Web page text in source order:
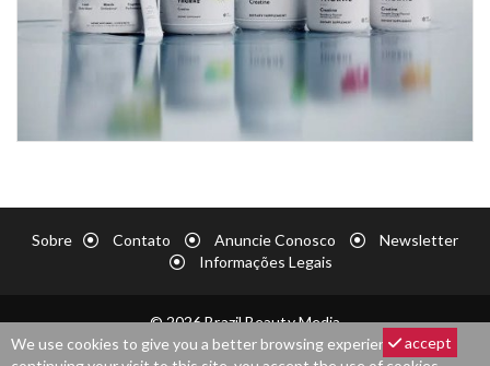
Sobre Contato Anuncie Conosco
Newsletter
Informações Legais
© 2026 Brazil Beauty Media
We use cookies to give you a better browsing experience. Byaccept